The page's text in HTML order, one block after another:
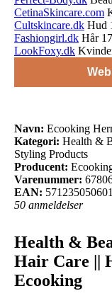
CetinaSkincare.com
Cultskincare.dk Hud
Fashiongirl.dk Hår
LookFoxy.dk
Navn: Ecooking
Kategori: Health &
Styling Products
Producent:
Varenummer:
EAN:
50 anmeldelser
Health &
Hair Care ||
Ecooking